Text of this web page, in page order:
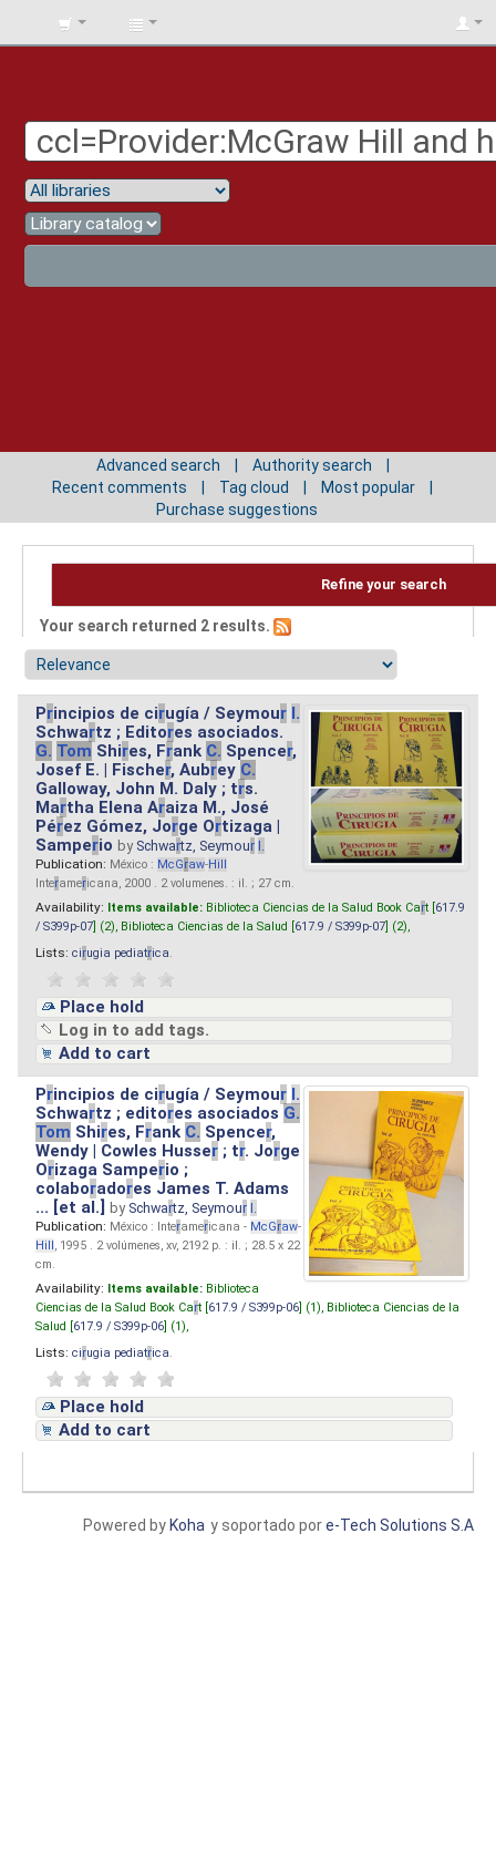
BIBLIOTECA
Advanced search
Authority search
Recent comments
Tag cloud
Most popular
Purchase suggestions
Refine your search
Your search returned 2 results.
Principios de cirugía / Seymour I.
Schwartz ; Editores asociados.
G. Tom Shires, Frank C. Spencer,
Josef E. | Fischer, Aubrey C.
Galloway, John M. Daly ; trs.
Martha Elena Araiza M., José
Pérez Gómez, Jorge Ortizaga |
Samperio by Schwartz, Seymour I.
Publication: México : McGraw-Hill
Interamericana, 2000 . 2 volumenes. : il. ; 27 cm.
Availability: Items available: Biblioteca Ciencias de la Salud Book Cart [ 617.9
/ S399p-07 ] (2), Biblioteca Ciencias de la Salud [ 617.9 / S399p-07 ] (2),
Lists: cirugia pediatrica
Place hold
Log in to add tags.
Add to cart
Principios de cirugía / Seymour I.
Schwartz ; editores asociados G.
Tom Shires, Frank C. Spencer,
Wendy | Cowles Husser ; tr. Jorge
Orizaga Samperio ;
colaboradores James T. Adams
... [et al.]by Schwartz, Seymour I.
Publication: México : Interamericana - McGraw-
Hill, 1995 . 2 volúmenes, xv, 2192 p. : il. ; 28.5 x 22
cm.
Availability: Items available: Biblioteca
Ciencias de la Salud Book Cart [ 617.9 / S399p-06 ] (1), Biblioteca Ciencias de la
Salud [ 617.9 / S399p-06 ] (1),
Lists: cirugia pediatrica
Place hold
Add to cart
y soportado pore-Tech Solutions S.A
Powered by Koha